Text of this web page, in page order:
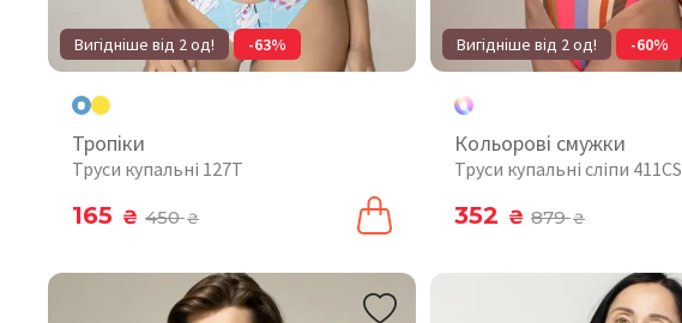
Вигідніше від 2 од! -63%
Тропіки
Труси купальні 127T
165 ₴ 450₴
Вигідніше від 2 од! -60%
Кольорові смужки
Труси купальні сліпи 411CS
352 ₴ 879₴